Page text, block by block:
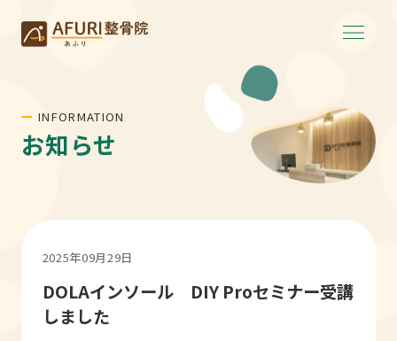
INFORMATION
お知らせ
2025年09月29日
DOLAインソール DIY Proセミナー受講
しました